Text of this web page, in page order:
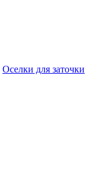
Оселки для заточки